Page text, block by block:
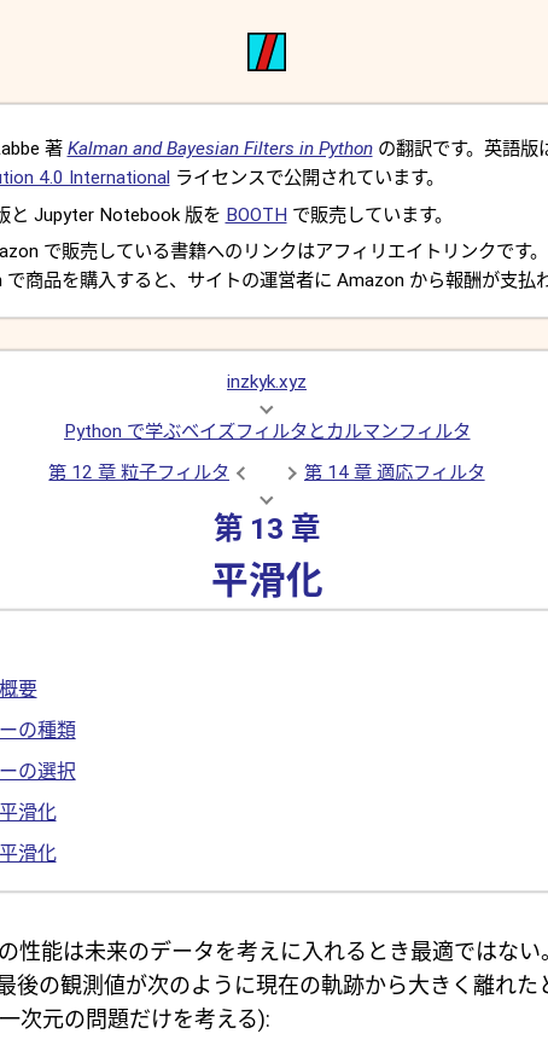
著 Kalman and Bayesian Filters in Pythonの翻訳です。英語版
4.0 International ライセンスで公開されています。
と Jupyter Notebook 版を BOOTH で販売しています。
で販売している書籍へのリンクはアフィリエイトリンクです
商品を購入すると、サイトの運営者に Amazon から報酬が支払わ
inzkyk.xyz
Python で学ぶベイズフィルタとカルマンフィルタ
第 12 章 粒子フィルタ
第 14 章 適応フィルタ
第 13 章
平滑化
要
の種類
の選択
滑化
滑化
性能は未来のデータを考えに入れるとき最適ではな
後の観測値が次のように現在の軌跡から大きく離れた
次元の問題だけを考える):